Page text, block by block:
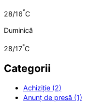
28/16°C
Duminică
28/17°C
Categorii
Achiziție (2)
Anunț de presă (1)